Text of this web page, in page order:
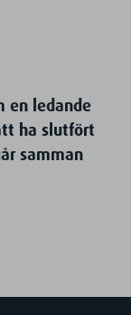
en ledande
ha slutfört
samman